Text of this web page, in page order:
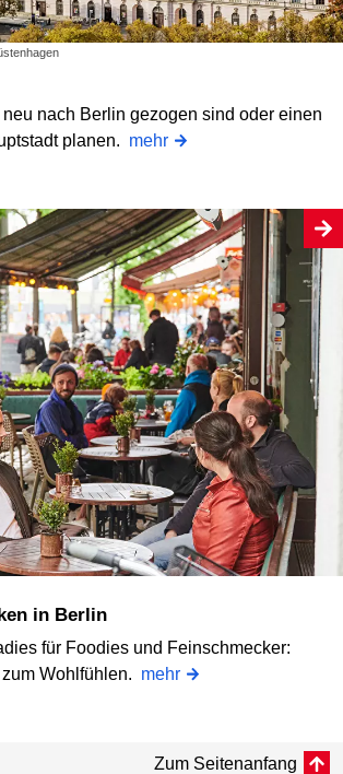
nach Berlin gezogen sind oder einen
planen. mehr
in Berlin
für Foodies und Feinschmecker:
Wohlfühlen. mehr
Zum Seitenanfang